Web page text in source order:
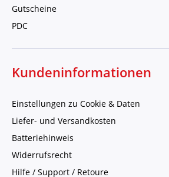
Gutscheine
PDC
Kundeninformationen
Einstellungen zu Cookie & Daten
Liefer- und Versandkosten
Batteriehinweis
Widerrufsrecht
Hilfe / Support / Retoure